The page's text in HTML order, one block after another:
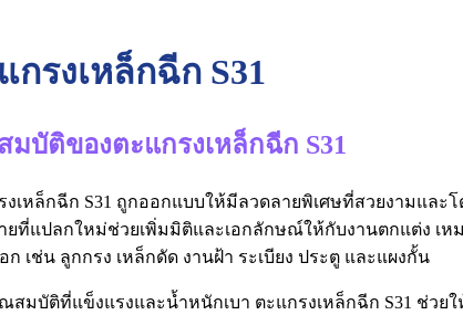
กรงเหล็กฉีก S31
บัติของตะแกรงเหล็กฉีก S31
งเหล็กฉีก S31 ถูกออกแบบให้มีลวดลายพิเศษที่สวยงามและ
ยที่แปลกใหม่ช่วยเพิ่มมิติและเอกลักษณ์ให้กับงานตกแต่ง เห
ก เช่น ลูกกรง เหล็กดัด งานฝ้า ระเบียง ประตู และแผงกั้น
สมบัติที่แข็งแรงและน้ำหนักเบา ตะแกรงเหล็กฉีก S31 ช่วย